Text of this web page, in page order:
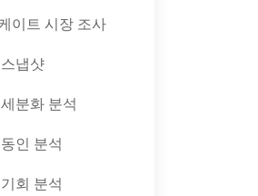
이트 시장 조사
냅샷
분화 분석
인 분석
회 분석